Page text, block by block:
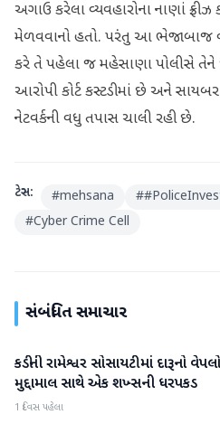
અગાઉ કરેલા વ્યવહારોના નાણાં ફ્રીઝ
મેળવવાનો હતો. પરંતુ આ ભેજાબાજ
કરે તે પહેલા જ મહેસાણા પોલીસે
આરોપી કોર્ટ કસ્ટડીમાં છે અને સાયબર
નેટવર્કની વધુ તપાસ ચાલી રહી છે.
ટેગ્સ: #mehsana #
#Cyber ​​Crime Cell
સંબંધિત સમાચાર
મહેસાણા
કડીની રામેશ્વર સોસાયટીમાં દારૂનો
મુદ્દામાલ સાથે એક શખ્સની ધરપકડ
1 દિવસ પહેલા